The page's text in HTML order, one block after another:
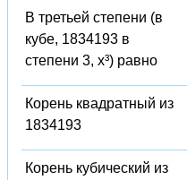
В третьей степени (в
кубе, 1834193 в
степени 3, x³) равно
Корень квадратный из
1834193
Корень кубический из